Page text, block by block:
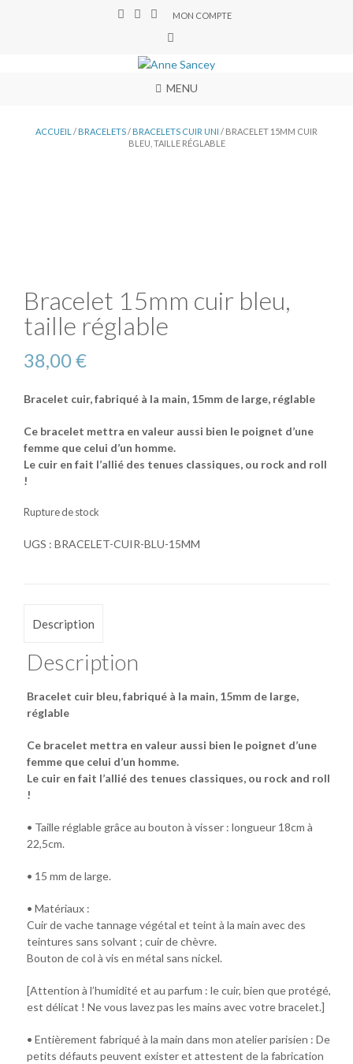
MON COMPTE
MENU
ACCUEIL / BRACELETS/ BRACELETS CUIR UNI / BRACELET 15MM CUIR
BLEU, TAILLE RÉGLABLE
Bracelet 15mm cuir bleu,
taille réglable
38,00€
Bracelet cuir, fabriqué à la main, 15mm de large, réglable
Ce bracelet mettra en valeur aussi bien le poignet d’une
femme que celui d’un homme.
Le cuir en fait l’allié des tenues classiques, ou rock and roll
!
Rupture de stock
UGS : BRACELET-CUIR-BLU-15MM
Description
Description
Bracelet cuir bleu, fabriqué à la main, 15mm de large,
réglable
Ce bracelet mettra en valeur aussi bien le poignet d’une
femme que celui d’un homme.
Le cuir en fait l’allié des tenues classiques, ou rock and roll
!
• Taille réglable grâce au bouton à visser : longueur 18cm à
22,5cm.
• 15 mm de large.
• Matériaux :
Cuir de vache tannage végétal et teint à la main avec des
teintures sans solvant ; cuir de chèvre.
Bouton de col à vis en métal sans nickel.
[Attention à l’humidité et au parfum : le cuir, bien que protégé,
est délicat ! Ne vous lavez pas les mains avec votre bracelet.]
• Entièrement fabriqué à la main dans mon atelier parisien : De
petits défauts peuvent exister et attestent de la fabrication